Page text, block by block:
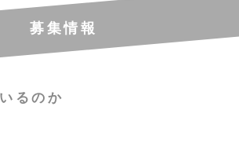
募集情報
るのか